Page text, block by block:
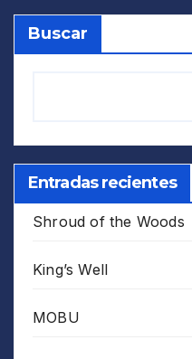
Buscar
Entradas recientes
Shroud of the Woods
King’s Well
MOBU